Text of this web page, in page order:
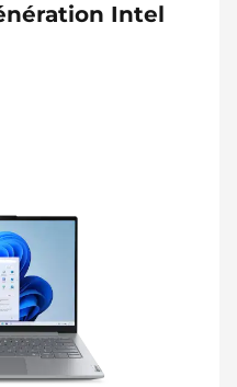
Intel